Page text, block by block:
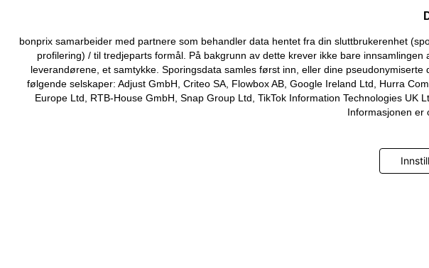
bonprix samarbeider med partnere som behandler data hentet fra din sluttbrukerenhet
profilering) / til tredjeparts formål. På bakgrunn av dette krever ikke bare
leverandørene, et samtykke. Sporingsdata samles først inn, eller dine
følgende selskaper: Adjust GmbH, Criteo SA, Flowbox AB, Google Ireland Ltd, Hurra
Europe Ltd, RTB-House GmbH, Snap Group Ltd, TikTok Information Technologies
Informasjonen er